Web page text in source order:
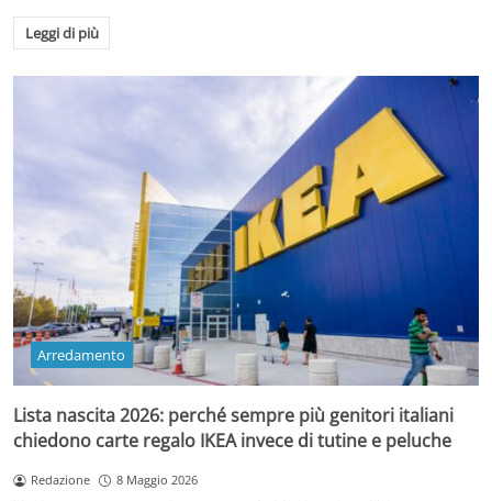
Leggi di più
Arredamento
Lista nascita 2026: perché sempre più genitori italiani
chiedono carte regalo IKEA invece di tutine e peluche
Redazione 8 Maggio 2026